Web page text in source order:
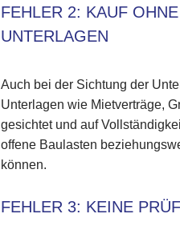
FEHLER 2: KAUF
UNTERLAGEN
Auch bei der Sichtung der
Unterlagen wie Mietverträge,
gesichtet und auf
offene Baulasten
können.
FEHLER 3: KEINE